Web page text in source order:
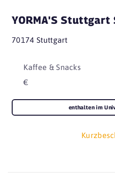
YORMA'S
70174 Stuttgart
Kaffee & Snacks
€
enthalten im